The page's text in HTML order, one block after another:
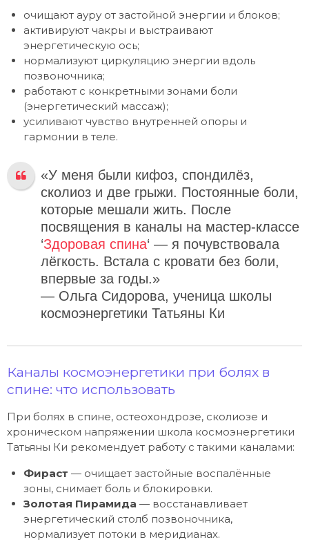
очищают ауру от застойной энергии и блоков;
активируют чакры и выстраивают
энергетическую ось;
нормализуют циркуляцию энергии вдоль
позвоночника;
работают с конкретными зонами боли
(энергетический массаж);
усиливают чувство внутренней опоры и
гармонии в теле.
«У меня были кифоз, спондилёз,
сколиоз и две грыжи. Постоянные боли,
которые мешали жить. После
посвящения в каналы на мастер-классе
‘Здоровая спина‘ — я почувствовала
лёгкость. Встала с кровати без боли,
впервые за годы.»
— Ольга Сидорова, ученица школы
космоэнергетики Татьяны Ки
Каналы космоэнергетики при болях в
спине: что использовать
При болях в спине, остеохондрозе, сколиозе и
хроническом напряжении школа космоэнергетики
Татьяны Ки рекомендует работу с такими каналами:
Фираст — очищает застойные воспалённые
зоны, снимает боль и блокировки.
Золотая Пирамида — восстанавливает
энергетический столб позвоночника,
нормализует потоки в меридианах.